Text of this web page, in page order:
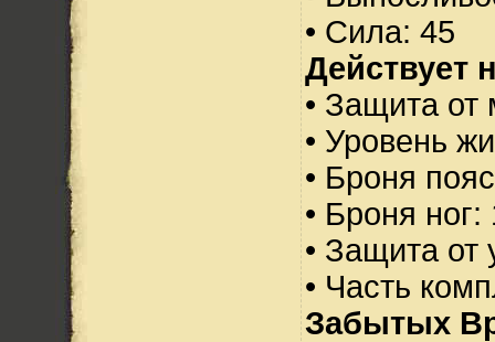
• Сила: 45
Действует
• Защита от
• Уровень
• Броня
• Броня
• Защита от
• Часть
Забытых